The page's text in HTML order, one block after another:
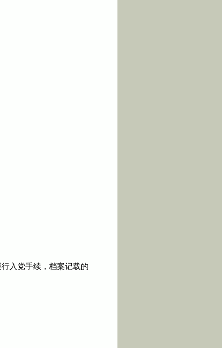
入党手续，档案记载的